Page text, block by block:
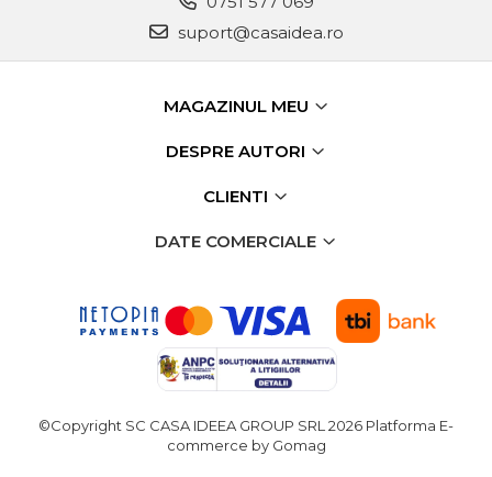
suport@casaidea.ro
MAGAZINUL MEU
DESPRE AUTORI
CLIENTI
DATE COMERCIALE
©Copyright SC CASA IDEEA GROUP SRL 2026 Platforma E-
commerce by Gomag